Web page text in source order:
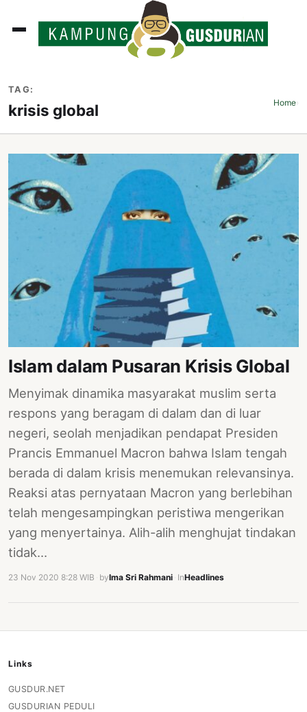
TAG:
krisis global Home›
Islam dalam Pusaran Krisis Global
Menyimak dinamika masyarakat muslim serta
respons yang beragam di dalam dan di luar
negeri, seolah menjadikan pendapat Presiden
Prancis Emmanuel Macron bahwa Islam tengah
berada di dalam krisis menemukan relevansinya.
Reaksi atas pernyataan Macron yang berlebihan
telah mengesampingkan peristiwa mengerikan
yang menyertainya. Alih-alih menghujat tindakan
tidak…
23 Nov 2020 8:28 WIB byIma Sri Rahmani InHeadlines
Links
GUSDUR.NET
GUSDURIAN PEDULI